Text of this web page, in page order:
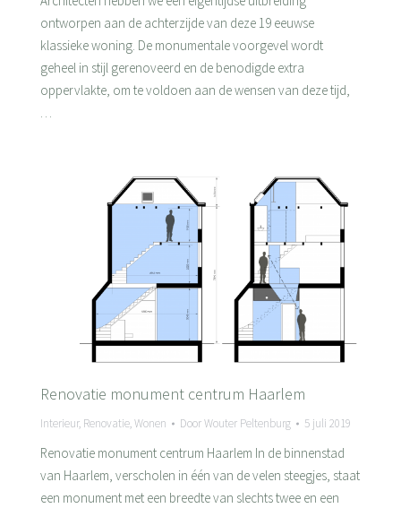
ontworpen aan de achterzijde van deze 19 eeuwse
klassieke woning. De monumentale voorgevel wordt
geheel in stijl gerenoveerd en de benodigde extra
oppervlakte, om te voldoen aan de wensen van deze tijd,
…
Renovatie monument centrum Haarlem
Interieur, Renovatie,Wonen DoorWouter Peltenburg 5 juli 2019
Renovatie monument centrum Haarlem In de binnenstad
van Haarlem, verscholen in één van de velen steegjes, staat
een monument met een breedte van slechts twee en een